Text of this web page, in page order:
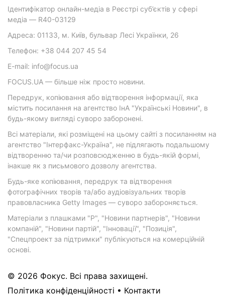
Ідентифікатор онлайн-медіа в Реєстрі суб’єктів у сфері
медіа — R40-03129
Адреса: 01133, м. Київ, бульвар Лесі Українки, 26
Телефон: +38 044 207 45 54
E-mail: info@focus.ua
FOCUS.UA — більше ніж просто новини.
Передрук, копіювання або відтворення інформації, яка
містить посилання на агентство ІнА "Українські Новини", в
будь-якому вигляді суворо заборонені.
Всі матеріали, які розміщені на цьому сайті з посиланням на
агентство "Інтерфакс-Україна", не підлягають подальшому
відтворенню та/чи розповсюдженню в будь-якій формі,
інакше як з письмового дозволу агентства.
Будь-яке копіювання, передрук та відтворення
фотографічних творів та/або аудіовізуальних творів
правовласника Getty Images — суворо забороняється.
Матеріали з плашками "Р", "Новини партнерів", "Новини
компаній", "Новини партій", "Інновації", "Позиція",
"Спецпроект за підтримки" публікуються на комерційній
основі.
© 2026 Фокус. Всі права захищені.
Політика конфіденційності • Контакти